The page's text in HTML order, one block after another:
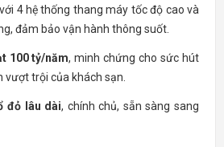
4 hệ thống thang máy tốc độ cao và
đảm bảo vận hành thông suốt.
100 tỷ/năm, minh chứng cho sức hút
vượt trội của khách sạn.
đỏ lâu dài, chính chủ, sẵn sàng sang